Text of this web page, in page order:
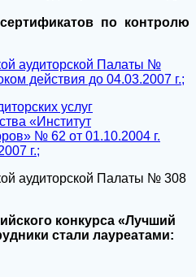
по контролю
аудиторской Палаты №
действия до 04.03.2007 г.;
услуг
«Институт
№ 62 от 01.10.2004 г.
г.;
аудиторской Палаты № 308
конкурса «Лучший
стали лауреатами: